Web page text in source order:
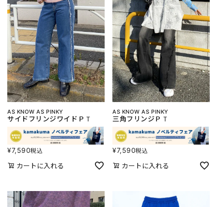
AS KNOW AS PINKY
サイドフリンジワイドＰＴ
¥7,590税込
カートに入れる
AS KNOW AS PINKY
三角フリンジＰＴ
¥7,590税込
カートに入れる